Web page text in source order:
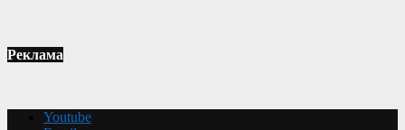
Реклама
Youtube